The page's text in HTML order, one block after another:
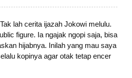
lah cerita ijazah Jokowi melulu.
figure. Ia ngajak ngopi saja, bisa
hijabnya. Inilah yang mau saya
kopinya agar otak tetap encer